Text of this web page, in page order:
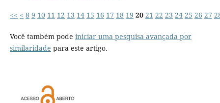
<< < 8 9 10 11 12 13 14 15 16 17 18 19 20 21 22 23 24 25 26 27
Você também pode iniciar uma pesquisa avançada por
similaridade para este artigo.